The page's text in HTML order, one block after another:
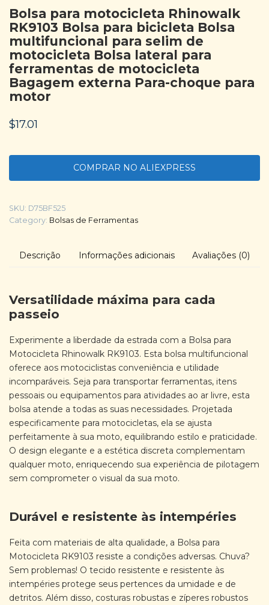
Bolsa para motocicleta Rhinowalk
RK9103 ​​Bolsa para bicicleta Bolsa
multifuncional para selim de
motocicleta Bolsa lateral para
ferramentas de motocicleta
Bagagem externa Para-choque para
motor
$17.01
COMPRAR NO ALIEXPRESS
SKU: D75BF525
Category: Bolsas de Ferramentas
Descrição Informações adicionais Avaliações (0)
Versatilidade máxima para cada
passeio
Experimente a liberdade da estrada com a Bolsa para
Motocicleta Rhinowalk RK9103. Esta bolsa multifuncional
oferece aos motociclistas conveniência e utilidade
incomparáveis. Seja para transportar ferramentas, itens
pessoais ou equipamentos para atividades ao ar livre, esta
bolsa atende a todas as suas necessidades. Projetada
especificamente para motocicletas, ela se ajusta
perfeitamente à sua moto, equilibrando estilo e praticidade.
O design elegante e a estética discreta complementam
qualquer moto, enriquecendo sua experiência de pilotagem
sem comprometer o visual da sua moto.
Durável e resistente às intempéries
Feita com materiais de alta qualidade, a Bolsa para
Motocicleta RK9103 ​​resiste a condições adversas. Chuva?
Sem problemas! O tecido resistente e resistente às
intempéries protege seus pertences da umidade e de
detritos. Além disso, costuras robustas e zíperes robustos